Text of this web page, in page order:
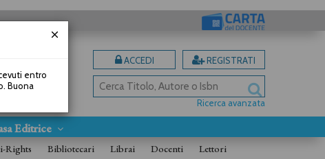
ACCEDI REGISTRATI
Ricerca avanzata
Editrice
Rights Bibliotecari Librai Docenti Lettori
entro
Buona